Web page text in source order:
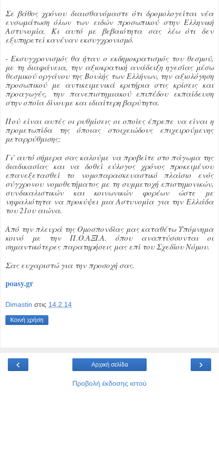
Σε βάθος χρόνου διαισθανόμαστε ότι δρομολογείται νέα
ενσωμάτωση όλων των ειδών προσωπικού στην Ελληνική
Αστυνομία. Κι αυτό με βεβαιότητα σας λέω ότι δεν
εξυπηρετεί κανέναν εκσυγχρονισμό.
- Εκσυγχρονισμός θα ήταν ο εκδημοκρατισμός του θεσμού,
με τη διαφάνεια, την αξιοκρατική ανάδειξη ηγεσίας μέσω
θεσμικού οργάνου της Βουλής των Ελλήνων, την αξιολόγηση
προσωπικού με αντικειμενικά κριτήρια στις κρίσεις και
προαγωγές, την πανεπιστημιακού επιπέδου εκπαίδευση
στην οποία δίνουμε και ιδιαίτερη βαρύτητα.
Πού είναι αυτές οι ρυθμίσεις οι οποίες έπρεπε να είναι η
προμετωπίδα της όποιας στοιχειώδους επιχειρούμενης
μεταρρύθμισης;
Γι' αυτό σήμερα σας καλούμε να προβείτε στο πάγωμα της
διαδικασίας και να δοθεί εύλογος χρόνος προκειμένου
επανεξετασθεί το νομοπαρασκευαστικό πλαίσιο ενός
σύγχρονου νομοθετήματος με τη συμμετοχή επιστημονικών,
συνδικαλιστικών και κοινωνικών φορέων ώστε με
νηφαλιότητα να προκύψει μια Αστυνομία για την Ελλάδα
του 21ου αιώνα.
Από την πλευρά της Ομοσπονδίας μας καταθέτω Υπόμνημα
κοινό με την Π.Ο.ΑΞΙ.Α. όπου αναπτύσσονται οι
σημαντικότερες παρατηρήσεις μας επί του Σχεδίου Νόμου.
Σας ευχαριστώ για την προσοχή σας.
poasy.gr
Dimastin στις 14.2.14
Κοινή χρήση
‹ ›
Αρχική σελίδα
Προβολή έκδοσης ιστού